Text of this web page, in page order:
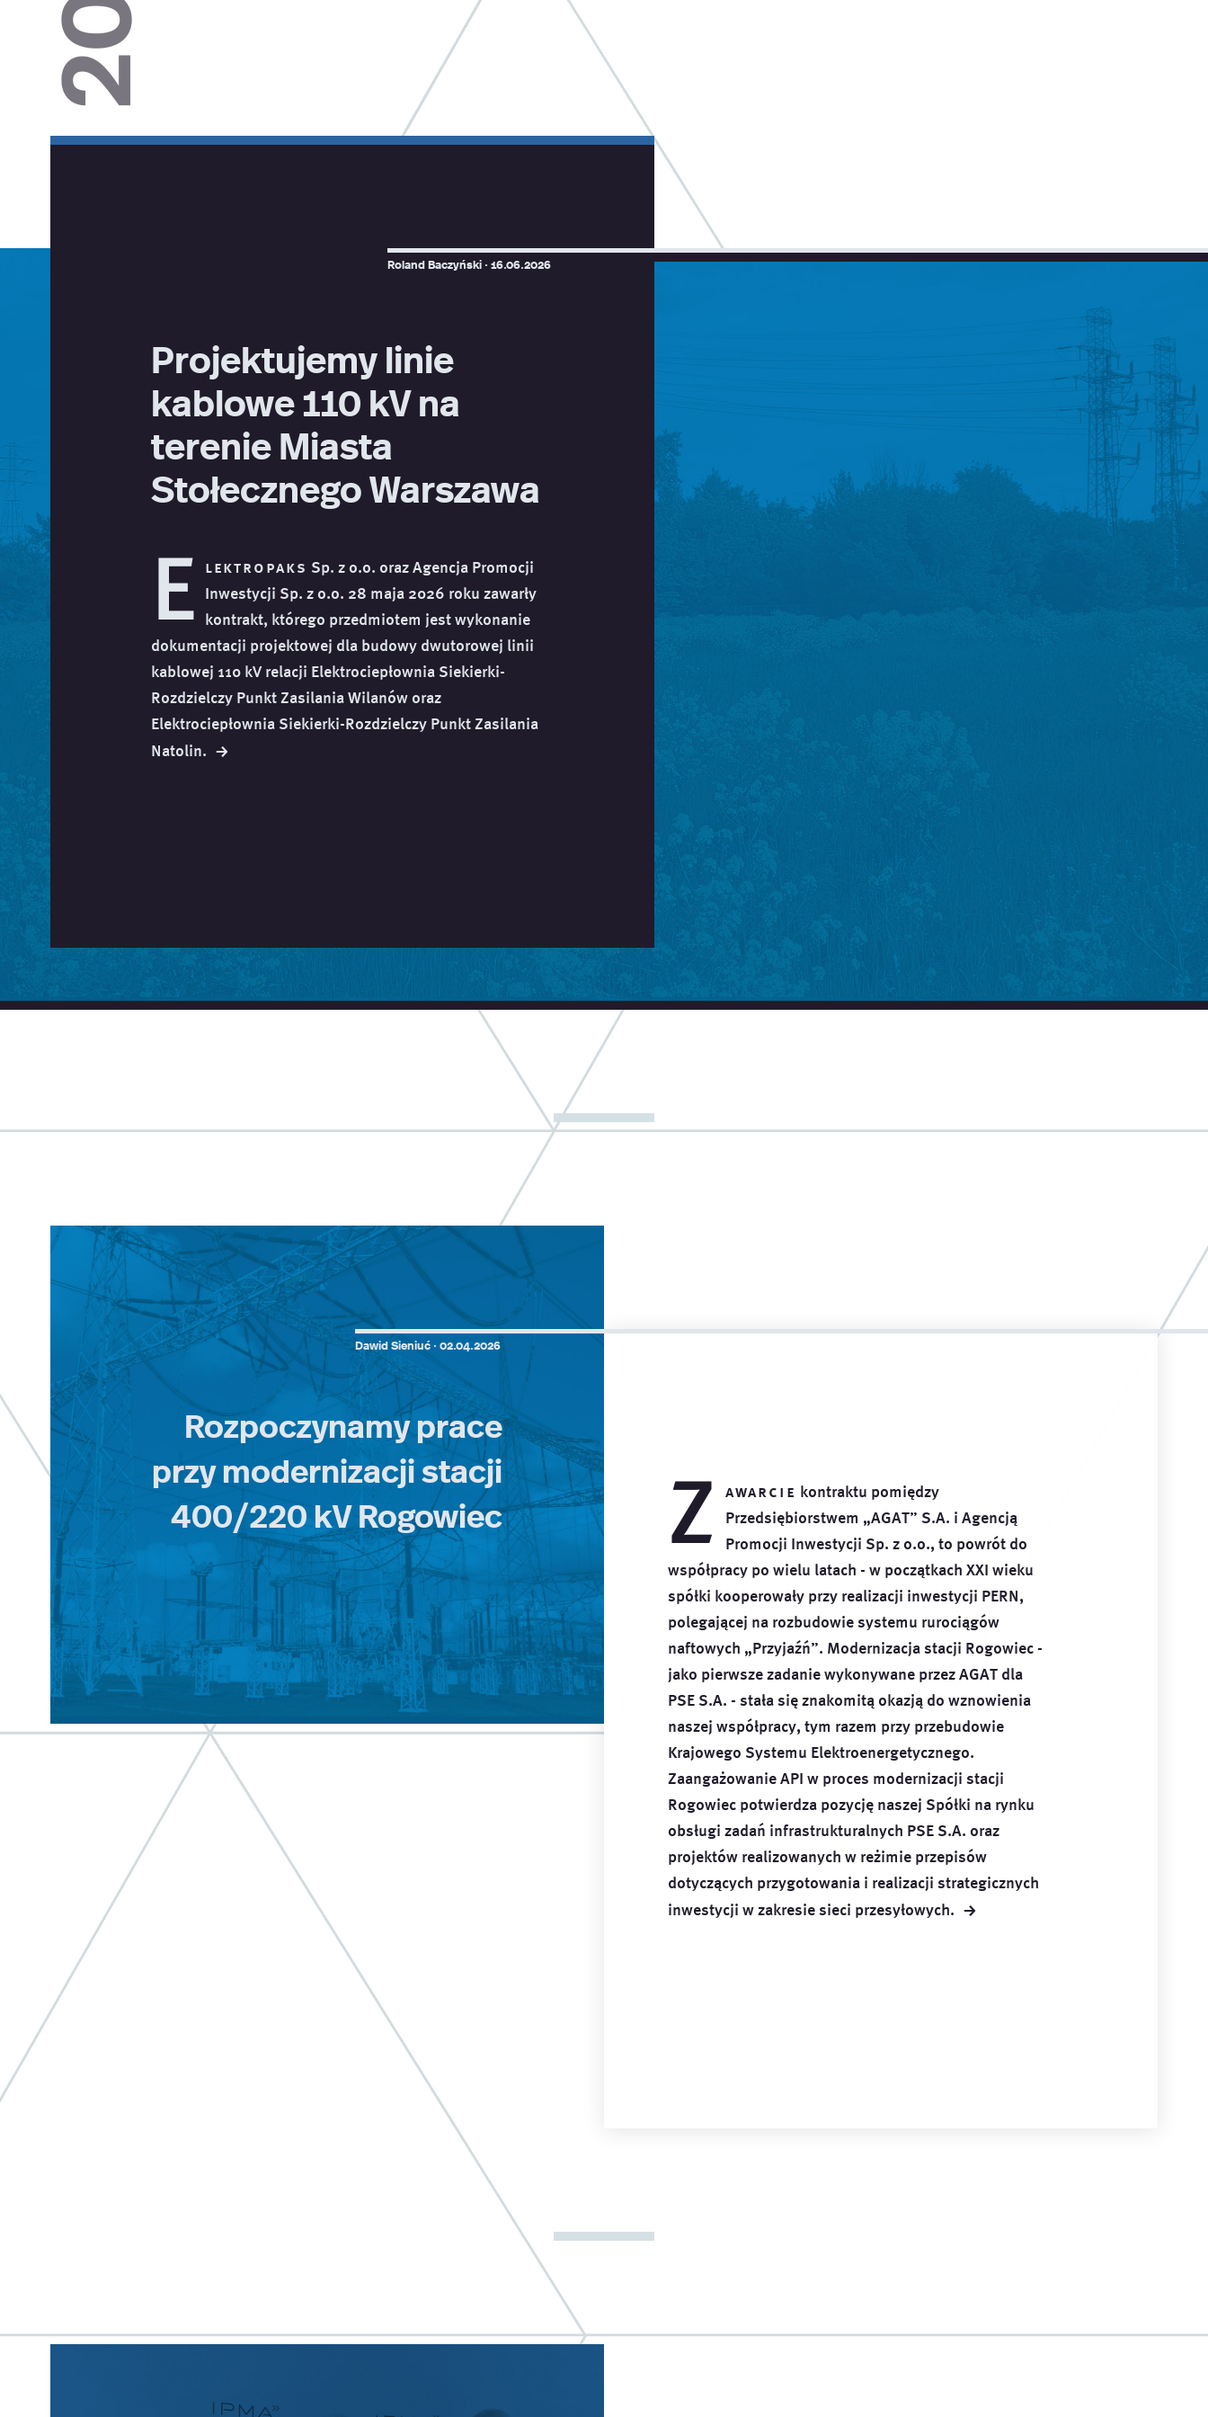
Roland Baczyński · 16.06.2026
Projektujemy linie
kablowe 110 kV na
terenie Miasta
Stołecznego Warszawa
E lektropaks Sp. z o.o. oraz Agencja Promocji
Inwestycji Sp. z o.o. 28 maja 2026 roku zawarły
kontrakt, którego przedmiotem jest wykonanie
dokumentacji projektowej dla budowy dwutorowej linii
kablowej 110 kV relacji Elektrociepłownia Siekierki-
Rozdzielczy Punkt Zasilania Wilanów oraz
Elektrociepłownia Siekierki-Rozdzielczy Punkt Zasilania
Natolin. →
Dawid Sieniuć · 02.04.2026
Rozpoczynamy prace
przy modernizacji stacji
400/220 kV Rogowiec
Z awarcie kontraktu pomiędzy
Przedsiębiorstwem „AGAT” S.A. i Agencją
Promocji Inwestycji Sp. z o.o., to powrót do
współpracy po wielu latach - w początkach XXI wieku
spółki kooperowały przy realizacji inwestycji PERN,
polegającej na rozbudowie systemu rurociągów
naftowych „Przyjaźń”. Modernizacja stacji Rogowiec -
jako pierwsze zadanie wykonywane przez AGAT dla
PSE S.A. - stała się znakomitą okazją do wznowienia
naszej współpracy, tym razem przy przebudowie
Krajowego Systemu Elektroenergetycznego.
Zaangażowanie API w proces modernizacji stacji
Rogowiec potwierdza pozycję naszej Spółki na rynku
obsługi zadań infrastrukturalnych PSE S.A. oraz
projektów realizowanych w reżimie przepisów
dotyczących przygotowania i realizacji strategicznych
inwestycji w zakresie sieci przesyłowych. →